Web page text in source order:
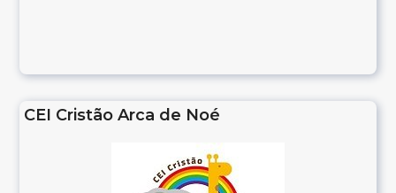
CEI Cristão Arca de Noé